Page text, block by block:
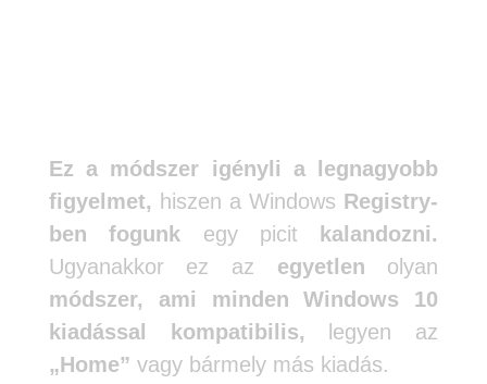
Ez a módszer igényli a legnagyobb
figyelmet, hiszen a Windows Registry-
ben
fogunk egy picit
kalandozni.
Ugyanakkor ez az egyetlen olyan
módszer,
ami minden Windows 10
kiadással kompatibilis, legyen az
„Home” vagy bármely más kiadás.